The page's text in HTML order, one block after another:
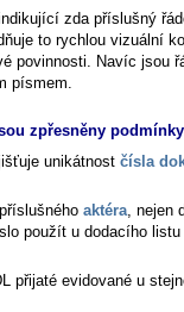
zda příslušný
to rychlou vizuální
povinnosti. Navíc jsou
písmem.
zpřesněny podmínky
unikátnost čísla
příslušného aktéra, nejen
použít u dodacího listu
přijaté evidované u